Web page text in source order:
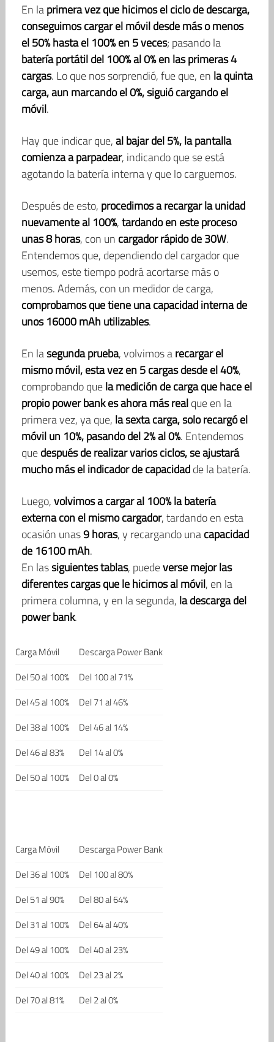
En laprimera vez que hicimos el ciclo de descarga,
conseguimos cargar el móvil desde más o menos
el 50% hasta el 100% en 5 veces; pasando la
batería portátil del 100% al 0% en las primeras 4
cargas. Lo que nos sorprendió, fue que, en la quinta
carga, aun marcando el 0%, siguió cargando el
móvil.
Hay que indicar que,al bajar del 5%, la pantalla
comienza a parpadear, indicando que se está
agotando la batería interna y que lo carguemos.
Después de esto, procedimos a recargar la unidad
nuevamente al 100%,tardando en este proceso
unas 8 horas, con un cargador rápido de 30W.
Entendemos que, dependiendo del cargador que
usemos, este tiempo podrá acortarse más o
menos. Además, con un medidor de carga,
comprobamos que tiene una capacidad interna de
unos 16000 mAh utilizables.
En lasegunda prueba, volvimos arecargar el
mismo móvil, esta vez en 5 cargas desde el 40%,
comprobando quela medición de carga que hace el
propio power bank es ahora más realque en la
primera vez, ya que, la sexta carga, solo recargó el
móvil un 10%, pasando del 2% al 0%. Entendemos
quedespués de realizar varios ciclos, se ajustará
mucho más el indicador de capacidadde la batería.
Luego,volvimos a cargar al 100% la batería
externa con el mismo cargador, tardando en esta
ocasión unas9 horas, y recargando unacapacidad
de 16100 mAh.
En lassiguientes tablas, puedeverse mejor las
diferentes cargas que le hicimos al móvil, en la
primera columna, y en la segunda, la descarga del
power bank.
Carga Móvil
Descarga Power Bank
Del 50 al 100%
Del 100 al 71%
Del 45 al 100%
Del 71 al 46%
Del 38 al 100%
Del 46 al 14%
Del 46 al 83%
Del 14 al 0%
Del 50 al 100%
Del 0 al 0%
Carga Móvil
Descarga Power Bank
Del 36 al 100%
Del 100 al 80%
Del 51 al 90%
Del 80 al 64%
Del 31 al 100%
Del 64 al 40%
Del 49 al 100%
Del 40 al 23%
Del 40 al 100%
Del 23 al 2%
Del 70 al 81%
Del 2 al 0%